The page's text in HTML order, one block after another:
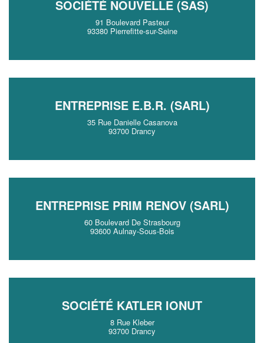
SOCIÉTÉ NOUVELLE (SAS)
91 Boulevard Pasteur
93380 Pierrefitte-sur-Seine
ENTREPRISE E.B.R. (SARL)
35 Rue Danielle Casanova
93700 Drancy
ENTREPRISE PRIM RENOV (SARL)
60 Boulevard De Strasbourg
93600 Aulnay-Sous-Bois
SOCIÉTÉ KATLER IONUT
8 Rue Kleber
93700 Drancy